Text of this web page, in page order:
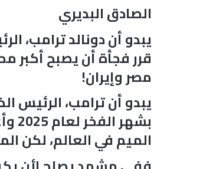
الصادق البديري
يبدو أن دونالد ترامب،
قرر فجأة أن يصبح أكبر
مصر وإيران!
يبدو أن ترامب، الرئيس
الميم في العالم، لكن